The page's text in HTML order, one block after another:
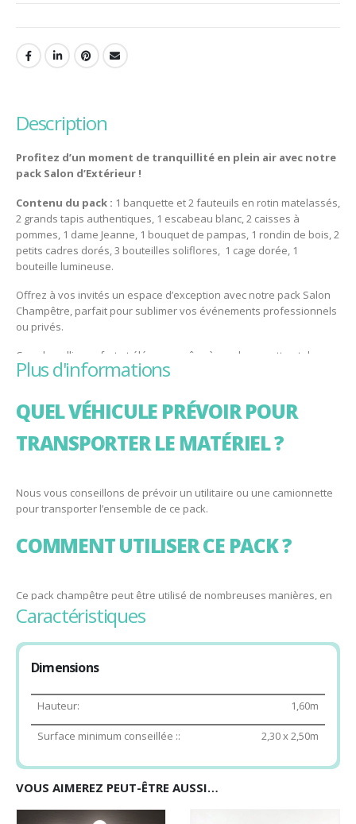
description
Profitez d’un moment de tranquillité en plein air avec notre
pack Salon d’Extérieur !
Contenu du pack : 1 banquette et 2 fauteuils en rotin matelassés,
2 grands tapis authentiques, 1 escabeau blanc, 2 caisses à
pommes, 1 dame Jeanne, 1 bouquet de pampas, 1 rondin de bois, 2
petits cadres dorés, 3 bouteilles soliflores, 1 cage dorée, 1
bouteille lumineuse.
Offrez à vos invités un espace d’exception avec notre pack Salon
Champêtre, parfait pour sublimer vos événements professionnels
ou privés.
Ce salon allie confort et élégance grâce à une banquette et deux
fauteuils en rotin, complétés par de grands tapis décoratifs qui
blanc, décorations dorées, pampas et dame-Jeanne, créent un
univers visuel harmonieux et parfait pour un espace photo.
Pensé pour les cocktails, inaugurations, lancements de produits ou
plus d'informations
QUEL VÉHICULE PRÉVOIR POUR
TRANSPORTER LE MATÉRIEL ?
Nous vous conseillons de prévoir un utilitaire ou une camionnette
pour transporter l’ensemble de ce pack.
COMMENT UTILISER CE PACK ?
Ce pack champêtre peut être utilisé de nombreuses manières, en
coin chill, il ravira petits et grands pour quelques instants de repos,
en coin photo, il donnera du cachet à vos plus beaux clichés.
QUELLE MISE EN PLACE POUR CE
PACK ?
Le pack comporte de nombreux éléments, vous pouvez donc
moduler l’ensemble comme vous le souhaitez. Il vous est
votre décorations si vous le souhaitez.
caractéristiques
Dimensions
Hauteur: 1,60m
Surface minimum conseillée :: 2,30 x 2,50m
VOUS AIMEREZ PEUT-ÊTRE AUSSI…